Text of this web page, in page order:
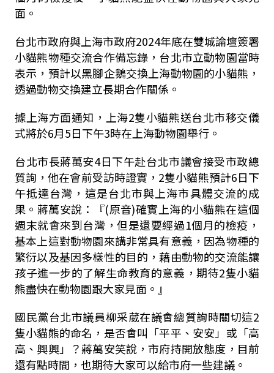
面。
台北市政府與上海市政府2024年底在雙城論壇簽署
小貓熊物種交流合作備忘錄，台北市立動物園當時
表示，預計以黑腳企鵝交換上海動物園的小貓熊，
透過動物交換建立長期合作關係。
據上海方面通知，上海2隻小貓熊送台北市移交儀
式將於6月5日下午3時在上海動物園舉行。
台北市長蔣萬安4日下午赴台北市議會接受市政總
質詢，他在會前受訪時證實，2隻小貓熊預計6日下
午抵達台灣，這是台北市與上海市具體交流的成
果。蔣萬安說：『(原音)確實上海的小貓熊在這個
週末就會來到台灣，但是還要經過1個月的檢疫，
基本上這對動物園來講非常具有意義，因為物種的
繁衍以及基因多樣性的目的，藉由動物的交流能讓
孩子進一步的了解生命教育的意義，期待2隻小貓
熊盡快在動物園跟大家見面。』
國民黨台北市議員柳采葳在議會總質詢時關切這2
隻小貓熊的命名，是否會叫「平平、安安」或「高
高、興興」？蔣萬安笑說，市府持開放態度，目前
還有點時間，也期待大家可以給市府一些建議。